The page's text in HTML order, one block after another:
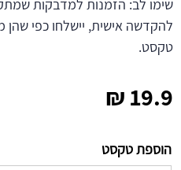
19.9
₪
הוספת טקסט
שימו לב: הזמנות למדבקות
להקדשה אישית, יישלחו כפי
טקסט.